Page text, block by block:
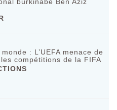
: L’UEFA menace de
compétitions de la FIFA